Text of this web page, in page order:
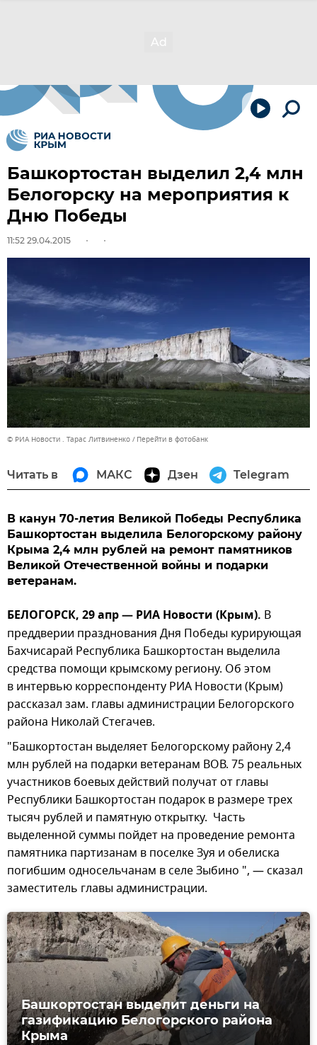
Башкортостан выделил 2,4 млн
Белогорску на мероприятия к
Дню Победы
11:52 29.04.2015
© РИА Новости . Тарас Литвиненко Перейти в фотобанк
Читать в МАКС Дзен Telegram
В канун 70-летия Великой Победы Республика
Башкортостан выделила Белогорскому району
Крыма 2,4 млн рублей на ремонт памятников
Великой Отечественной войны и подарки
ветеранам.
БЕЛОГОРСК, 29 апр — РИА Новости (Крым). В
преддверии празднования Дня Победы курирующая
Бахчисарай Республика Башкортостан выделила
средства помощи крымскому региону. Об этом
в интервью корреспонденту РИА Новости (Крым)
рассказал зам. главы администрации Белогорского
района Николай Стегачев.
"Башкортостан выделяет Белогорскому району 2,4
млн рублей на подарки ветеранам ВОВ. 75 реальных
участников боевых действий получат от главы
Республики Башкортостан подарок в размере трех
тысяч рублей и памятную открытку. Часть
выделенной суммы пойдет на проведение ремонта
памятника партизанам в поселке Зуя и обелиска
погибшим односельчанам в селе Зыбино ", — сказал
заместитель главы администрации.
Башкортостан выделит деньги на
газификацию Белогорского района
Крыма